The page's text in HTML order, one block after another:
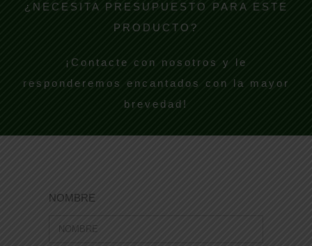
¿NECESITA PRESUPUESTO PARA ESTE
PRODUCTO?
¡Contacte con nosotros y le
responderemos encantados con la mayor
brevedad!
NOMBRE